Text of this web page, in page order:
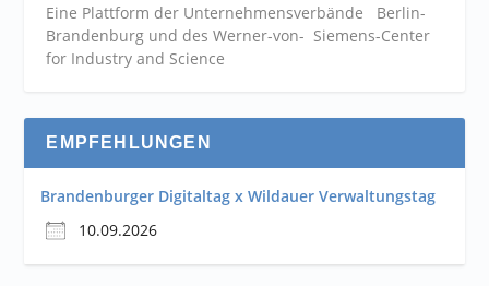
Eine Plattform der Unternehmensverbände Berlin-
Brandenburg und des Werner-von- Siemens-Center
for Industry and Science
EMPFEHLUNGEN
Brandenburger Digitaltag x Wildauer Verwaltungstag
10.09.2026